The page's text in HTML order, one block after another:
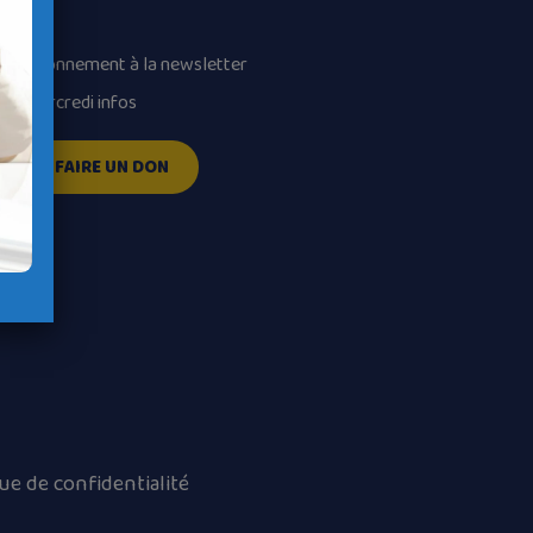
Abonnement à la newsletter
Mercredi infos
FAIRE UN DON
de confidentialité